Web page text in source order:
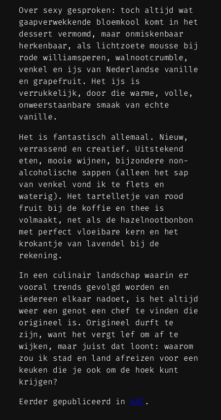
Over sexy gesproken: toch altijd wat
gaapverwekkende bloemkool komt in het
dessert vermomd, maar onmiskenbaar
herkenbaar, als lichtzoete mousse bij
rode williamsperen, walnootcrumble,
venkel en ijs van Nederlandse vanille
en grapefruit. Het ijs is
verrukkelijk, door die warme, volle,
onweerstaanbare smaak van echte
vanille.
Het is fantastisch allemaal. Nieuw,
verrassend en creatief. Uitstekend
eten, mooie wijnen, bijzondere non-
alcoholische sappen (alleen het sap
van venkel vond ik te flets en
waterig). Het tartelletje van rood
fruit bij de koffie en thee is
volmaakt, net als de hazelnootbonbon
met perfect vloeibare kern en het
krokantje van lavendel bij de
rekening.
In een culinair landschap waarin er
vooral trends gevolgd worden en
iedereen elkaar nadoet, is het altijd
weer een genot een chef te vinden die
origineel is. Origineel durft te
zijn, want het vergt lef om af te
wijken, maar juist dat loont: waarom
zou ik stad en land afreizen voor een
keuken die je ook om de hoek kunt
krijgen?
Eerder gepubliceerd in NRC.